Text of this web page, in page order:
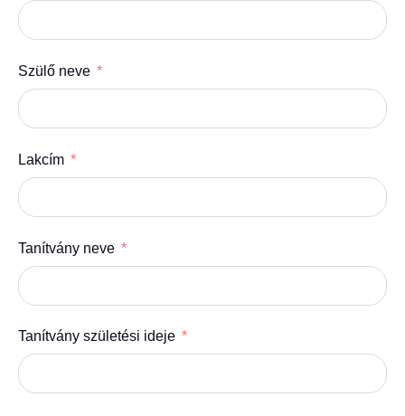
Szülő neve
Lakcím
Tanítvány neve
Tanítvány születési ideje